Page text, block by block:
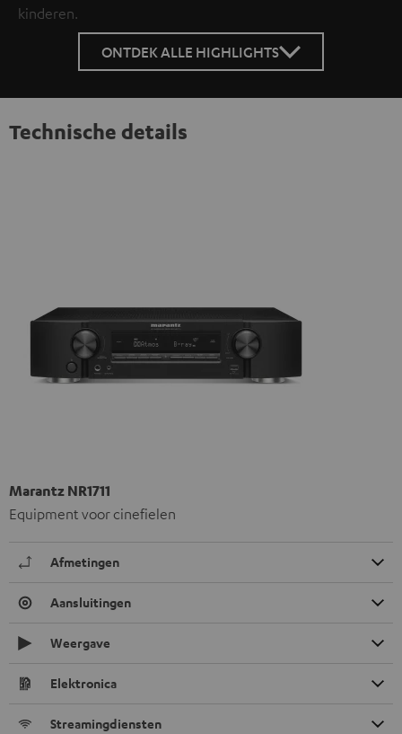
kinderen.
ONTDEK ALLE HIGHLIGHTS
Technische details
Marantz NR1711
Equipment voor cinefielen
Afmetingen
Aansluitingen
Weergave
Elektronica
Streamingdiensten